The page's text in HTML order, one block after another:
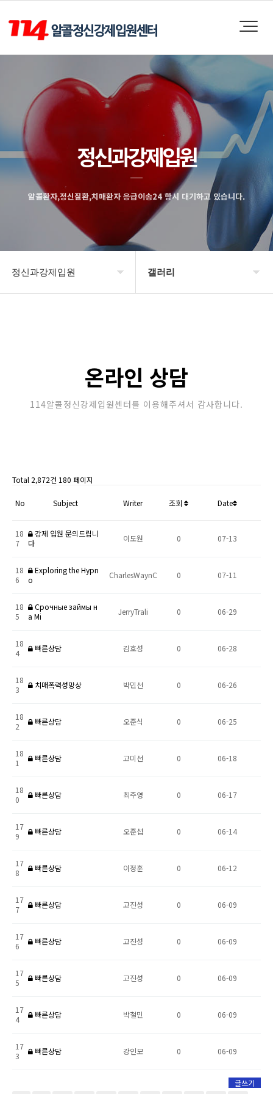
정신과강제입원
알콜환자,정신질환,치매환자 응급이송24 항시 대기하고 있습니다.
정신과강제입원 갤러리
온라인 상담
114알콜정신강제입원센터를 이용해주셔서 감사합니다.
Total 2,872건 180 페이지
No Subject Writer 조회 Date
18
7
강제 입원 문의드립니
다
이도원 0 07-13
18
6
Exploring the Hypn
o
CharlesWaynC 0 07-11
18
5
Срочные займы н
а Mi
JerryTrali 0 06-29
18
4
빠른상담 김호성 0 06-28
18
3
치매폭력성망상 박민선 0 06-26
18
2
빠른상담 오준식 0 06-25
18
1
빠른상담 고미선 0 06-18
18
0
빠른상담 최주영 0 06-17
17
9
빠른상담 오준섭 0 06-14
17
8
빠른상담 이정훈 0 06-12
17
7
빠른상담 고진성 0 06-09
17
6
빠른상담 고진성 0 06-09
17
5
빠른상담 고진성 0 06-09
17
4
빠른상담 박철민 0 06-09
17
3
빠른상담 강인모 0 06-09
글쓰기